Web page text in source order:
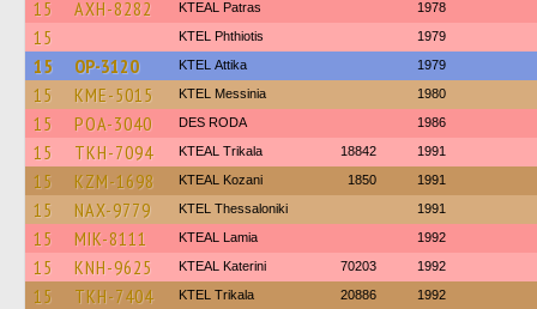
15 AXH-8282 KTEAL Patras 1978
15 ΚΤΕL Phthiotis 1979
15 OP-3120 KΤΕL Αttika 1979
15 KME-5015 KTEL Messinia 1980
15 POA-3040 DES RODA 1986
15 TKH-7094 KTEAL Trikala 18842 1991
15 KZM-1698 KTEAL Kozani 1850 1991
15 NAX-9779 KTEL Thessaloniki 1991
15 MIK-8111 KTEAL Lamia 1992
15 KNH-9625 KTEAL Katerini 70203 1992
15 TKH-7404 ΚΤΕL Τrikala 20886 1992